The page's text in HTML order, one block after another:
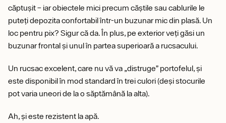
căptușit – iar obiectele mici precum căștile sau cablurile le
puteți depozita confortabil într-un buzunar mic din plasă. Un
loc pentru pix? Sigur că da. În plus, pe exterior veți găsi un
buzunar frontal și unul în partea superioară a rucsacului.
Un rucsac excelent, care nu vă va „distruge” portofelul, și
este disponibil în mod standard în trei culori (deși stocurile
pot varia uneori de la o săptămână la alta).
Ah, și este rezistent la apă.